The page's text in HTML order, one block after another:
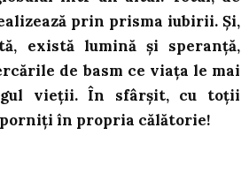
prin prisma iubirii. Și,
există lumină și speranță,
de basm ce viața le mai
vieții. În sfârșit, cu toții
în propria călătorie!